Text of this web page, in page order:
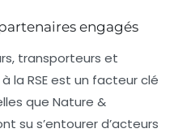
engagés
transporteurs et
la RSE est un facteur clé
que Nature &
su s’entourer d’acteurs